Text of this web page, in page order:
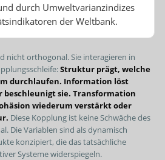
durch Umweltvarianzindizes
der Weltbank.
nicht orthogonal. Sie interagieren in
Struktur prägt, welche
durchlaufen. Information löst
beschleunigt sie. Transformation
wiederum verstärkt oder
Diese Kopplung ist keine Schwäche des
Die Variablen sind als dynamisch
konzipiert, die das tatsächliche
Systeme widerspiegeln.